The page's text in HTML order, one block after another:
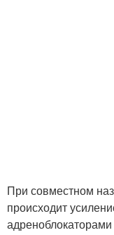
При совместном
происходит
адреноблокаторами